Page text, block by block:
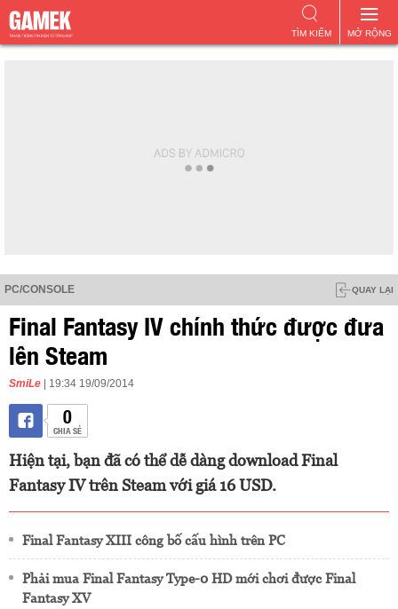
MỞ RỘNG
TÌM KIẾM
PC/CONSOLE QUAY LẠI
Final Fantasy IV chính thức được đưa
lên Steam
SmiLe | 19:34 19/09/2014
0
CHIA SẺ
Hiện tại, bạn đã có thể dễ dàng download Final
Fantasy IV trên Steam với giá 16 USD.
Final Fantasy XIII công bố cấu hình trên PC
Phải mua Final Fantasy Type-0 HD mới chơi được Final
Fantasy XV